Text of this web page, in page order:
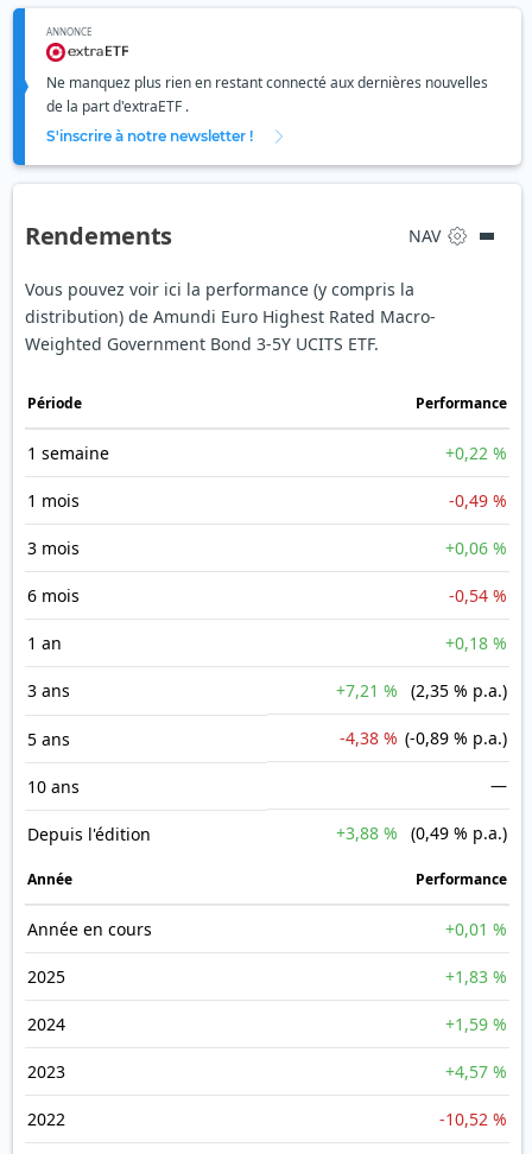
ANNONCE
Ne manquez plus rien en restant connecté aux dernières nouvelles
de la part d'extraETF .
S'inscrire à notre newsletter !
Rendements NAV
Vous pouvez voir ici la performance (y compris la
distribution) de Amundi Euro Highest Rated Macro-
Weighted Government Bond 3-5Y UCITS ETF.
Période Performance
1 semaine +0,22 %
1 mois -0,49 %
3 mois +0,06 %
6 mois -0,54 %
1 an +0,18 %
3 ans +7,21 % (2,35 % p.a.)
5 ans -4,38 % (-0,89 % p.a.)
10 ans —
Depuis l'édition +3,88 % (0,49 % p.a.)
Année Performance
Année en cours +0,01 %
2025 +1,83 %
2024 +1,59 %
2023 +4,57 %
2022 -10,52 %